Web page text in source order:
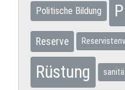
Politische Bildung
Reserve
Rüstung